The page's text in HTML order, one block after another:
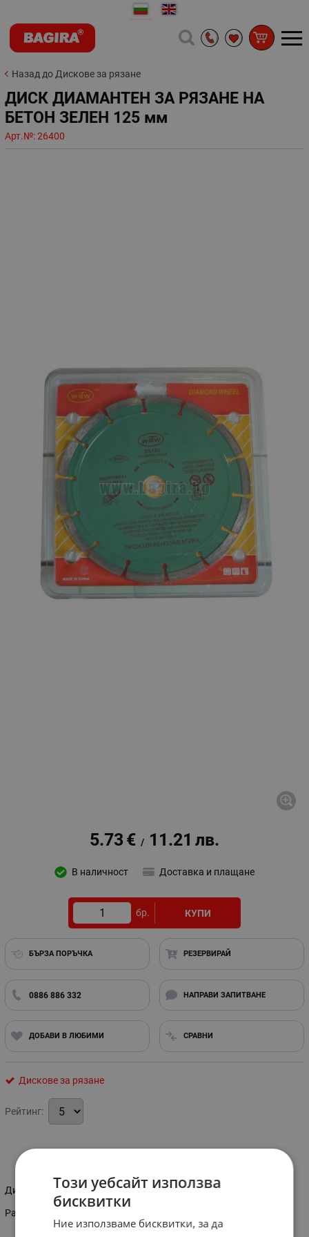
Назад до Дискове за рязане
ДИСК ДИАМАНТЕН ЗА РЯЗАНЕ НА
БЕТОН ЗЕЛЕН 125 мм
Арт.№:26400
5.73 € / 11.21 лв.
В наличност Доставка и плащане
бр. КУПИ
БЪРЗА ПОРЪЧКА РЕЗЕРВИРАЙ
0886 886 332 НАПРАВИ ЗАПИТВАНЕ
ДОБАВИ В ЛЮБИМИ СРАВНИ
Дискове за рязане
Рейтинг:
Диамантен диск за рязане.
Размер на диска: 125 мм
Този уебсайт използва
бисквитки
Ние използваме бисквитки, за да